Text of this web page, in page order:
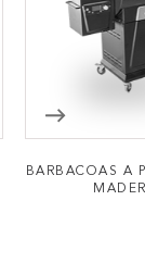
BARBACOAS A